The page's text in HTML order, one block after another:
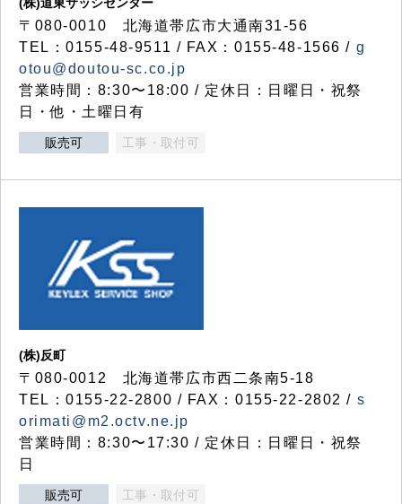
〒080-0010 北海道帯広市大通南31-56
TEL：0155-48-9511 / FAX：0155-48-1566 / g
otou@doutou-sc.co.jp
営業時間：8:30〜18:00 / 定休日：日曜日・祝祭
日・他・土曜日有
販売可 工事・取付可
(株)反町
〒080-0012 北海道帯広市西二条南5-18
TEL：0155-22-2800 / FAX：0155-22-2802 / s
orimati@m2.octv.ne.jp
営業時間：8:30〜17:30 / 定休日：日曜日・祝祭
日
販売可 工事・取付可